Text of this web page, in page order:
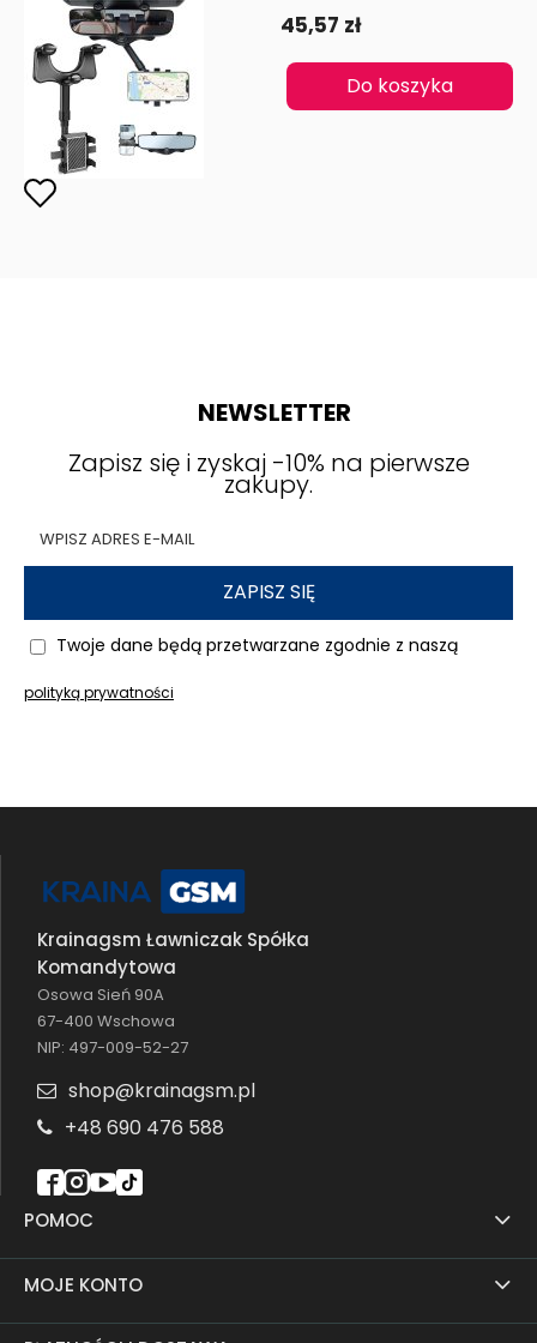
45,57 zł
Do koszyka
NEWSLETTER
Zapisz się i zyskaj -10% na pierwsze
zakupy.
ZAPISZ SIĘ
Twoje dane będą przetwarzane zgodnie z naszą
polityką prywatności
POMOC
MOJE KONTO
Krainagsm Ławniczak Spółka
Komandytowa
Osowa Sień 90A
67-400 Wschowa
NIP: 497-009-52-27
shop@krainagsm.pl
+48 690 476 588